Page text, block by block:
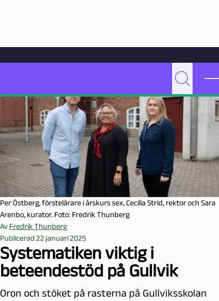
Hoppa till innehåll
e
g
g
M
l
m
ö
Sök
Systematiken viktig i beteendestöd på Gullvik
Per Östberg, förstelärare i årskurs sex, Cecilia Strid, rektor och Sara
Arenbo, kurator. Foto: Fredrik Thunberg
Av Fredrik Thunberg
Publicerad 22 januari 2025
Systematiken viktig i
beteendestöd på Gullvik
Oron och stöket på rasterna på Gullviksskolan